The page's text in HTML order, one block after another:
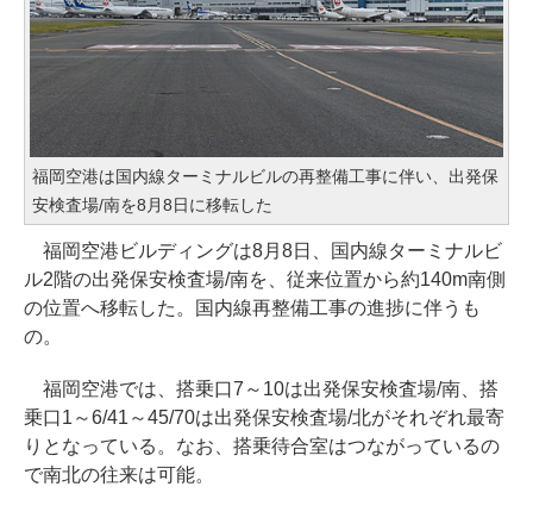
福岡空港は国内線ターミナルビルの再整備工事に伴い、出発保
安検査場/南を8月8日に移転した
福岡空港ビルディングは8月8日、国内線ターミナルビ
ル2階の出発保安検査場/南を、従来位置から約140m南側
の位置へ移転した。国内線再整備工事の進捗に伴うも
の。
福岡空港では、搭乗口7～10は出発保安検査場/南、搭
乗口1～6/41～45/70は出発保安検査場/北がそれぞれ最寄
りとなっている。なお、搭乗待合室はつながっているの
で南北の往来は可能。